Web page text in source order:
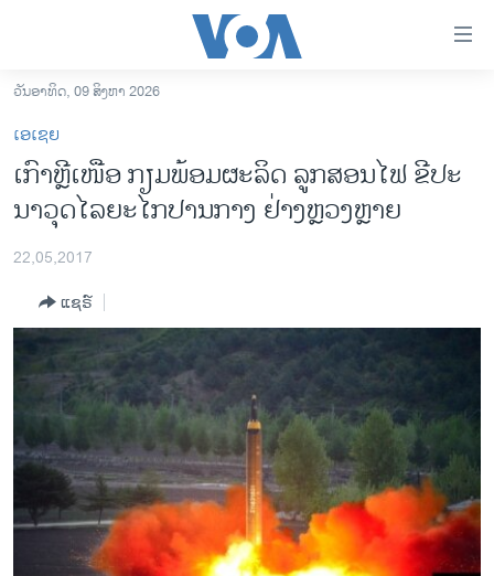
ເຂົ້າ
ຫາ
ຂ້າມ
ຂ້າມ
ຂ້າມ
ຫາ
ລາວ
ອາເມຣິກາ
ການເລືອກຕັ້ງ ປະທານາທີບໍດີ ສະຫະລັດ 2024
ຂ່າວ​ຈີນ
ໂລກ
ເອເຊຍ
ອິດສະຫຼະພາບດ້ານການຂ່າວ
ຊີວິດຊາວລາວ
ຊຸມຊົນຊາວລາວ
ວິທະຍາສາດ-ເທັກໂນໂລຈີ
ທຸລະກິດ
ວັນອາທິດ, 09 ສິງຫາ 2026
ເອເຊຍ
ເກົາຫຼີເໜືອ ກຽມພ້ອມຜະລິດ ລູກສອນໄຟ ຂີປະ
ນາວຸດໄລຍະໄກປານກາງ ຢ່າງຫຼວງຫຼາຍ
22,05,2017
ແຊຣ໌